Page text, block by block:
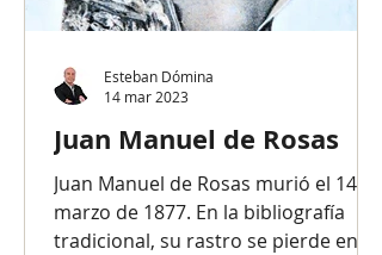
Juan Manuel de Rosas
Juan Manuel de Rosas murió el 14 de
marzo de 1877. En la bibliografía
tradicional, su rastro se pierde en
Esteban Dómina
14 mar 2023